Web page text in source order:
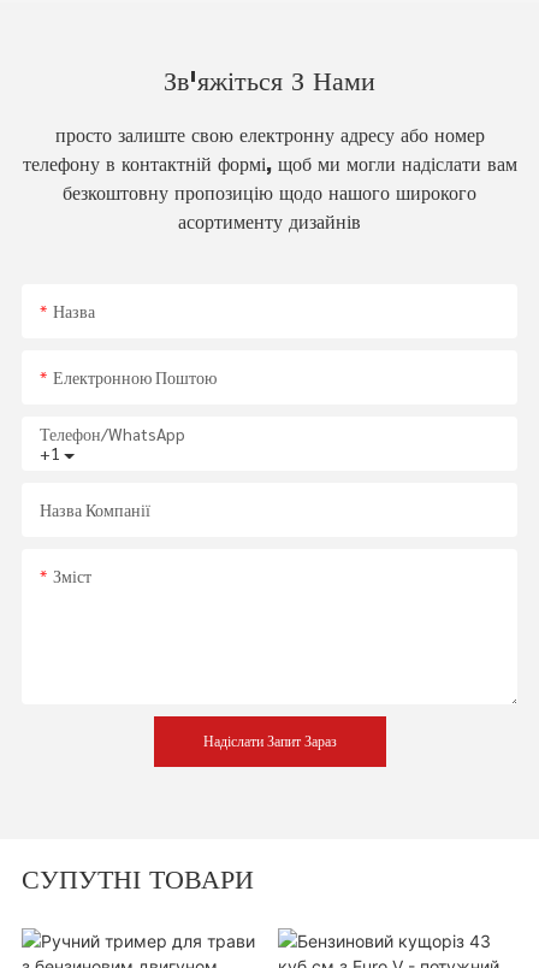
Зв'яжіться З Нами
просто залиште свою електронну адресу або номер
телефону в контактній формі, щоб ми могли надіслати вам
безкоштовну пропозицію щодо нашого широкого
асортименту дизайнів
Назва
Електронною Поштою
+1
Телефон/WhatsApp
Назва Компанії
Зміст
Надіслати Запит Зараз
СУПУТНІ ТОВАРИ